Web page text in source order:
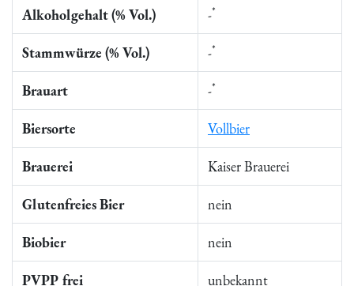
Alkoholgehalt (% Vol.) -*
Stammwürze (% Vol.) -*
Brauart -*
Biersorte Vollbier
Brauerei Kaiser Brauerei
Glutenfreies Bier nein
Biobier nein
PVPP frei unbekannt